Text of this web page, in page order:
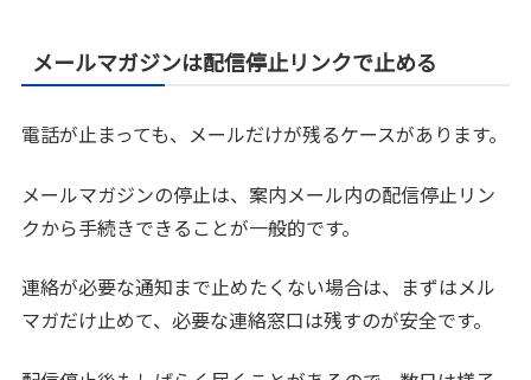
メールマガジンは配信停止リンクで止める
電話が止まっても、メールだけが残るケースがあります。
メールマガジンの停止は、案内メール内の配信停止リン
クから手続きできることが一般的です。
連絡が必要な通知まで止めたくない場合は、まずはメル
マガだけ止めて、必要な連絡窓口は残すのが安全です。